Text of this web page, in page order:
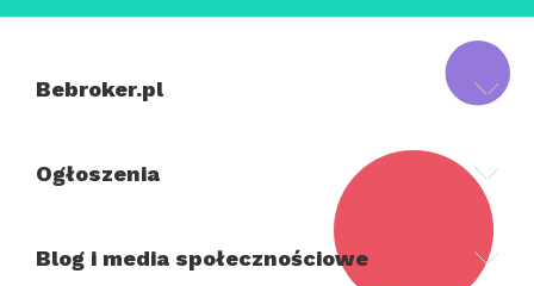
Bebroker.pl
Ogłoszenia
Blog i media społecznościowe